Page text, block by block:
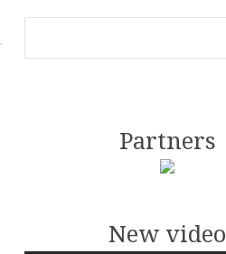
Partners
New video